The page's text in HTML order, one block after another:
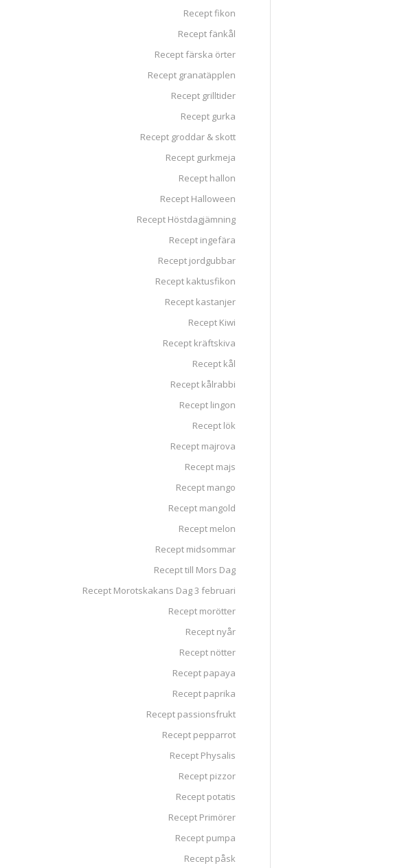
Recept fikon
Recept fänkål
Recept färska örter
Recept granatäpplen
Recept grilltider
Recept gurka
Recept groddar & skott
Recept gurkmeja
Recept hallon
Recept Halloween
Recept Höstdagjämning
Recept ingefära
Recept jordgubbar
Recept kaktusfikon
Recept kastanjer
Recept Kiwi
Recept kräftskiva
Recept kål
Recept kålrabbi
Recept lingon
Recept lök
Recept majrova
Recept majs
Recept mango
Recept mangold
Recept melon
Recept midsommar
Recept till Mors Dag
Recept Morotskakans Dag 3 februari
Recept morötter
Recept nyår
Recept nötter
Recept papaya
Recept paprika
Recept passionsfrukt
Recept pepparrot
Recept Physalis
Recept pizzor
Recept potatis
Recept Primörer
Recept pumpa
Recept påsk